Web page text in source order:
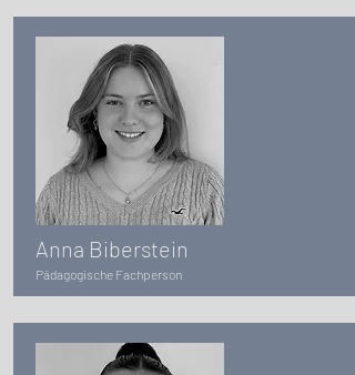
Anna Biberstein
Pädagogische Fachperson